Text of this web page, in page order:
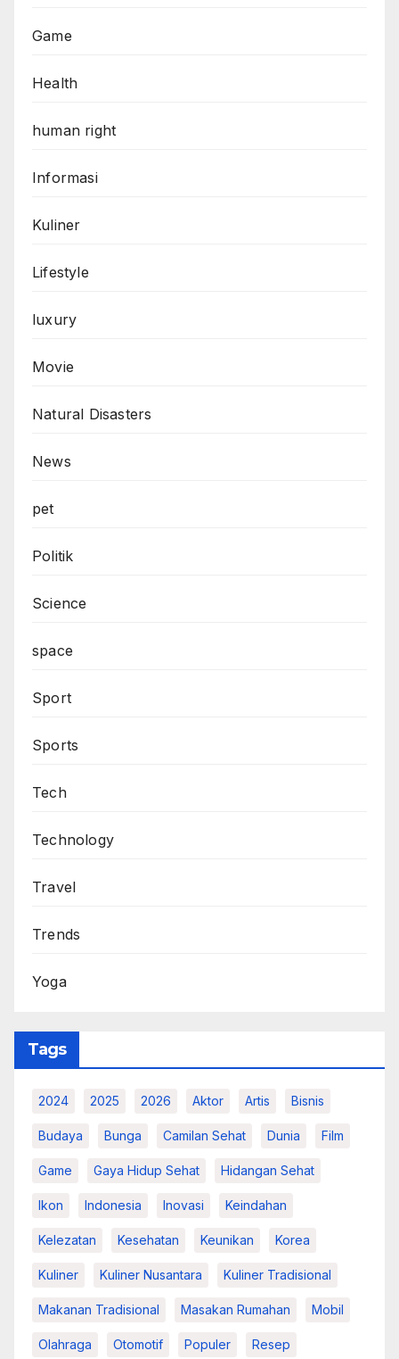
Game
Health
human right
Informasi
Kuliner
Lifestyle
luxury
Movie
Natural Disasters
News
pet
Politik
Science
space
Sport
Sports
Tech
Technology
Travel
Trends
Yoga
Tags
2024 2025 2026 Aktor Artis Bisnis
Budaya Bunga Camilan Sehat Dunia Film
Game Gaya Hidup Sehat Hidangan Sehat
Ikon Indonesia Inovasi Keindahan
Kelezatan Kesehatan Keunikan Korea
Kuliner Kuliner Nusantara Kuliner Tradisional
Makanan Tradisional Masakan Rumahan Mobil
Olahraga Otomotif Populer Resep